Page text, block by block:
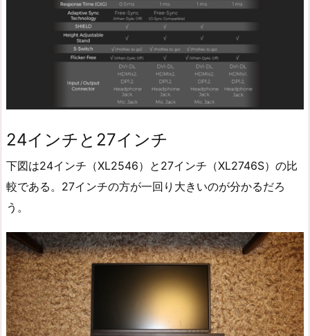
24インチと27インチ
下図は24インチ（XL2546）と27インチ（XL2746S）の比
較である。27インチの方が一回り大きいのが分かるだろ
う。